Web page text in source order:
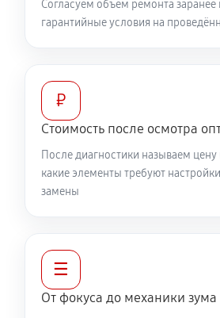
Разблокировка заклинивания
Протяжка соединений
Замена светофильтра объектива
f/4L IS USM
Согласуем объём ремонта
гарантийные условия на
₽
Стоимость после осмотра
После диагностики называем
какие элементы требуют
замены
☰
От фокуса до механики зума